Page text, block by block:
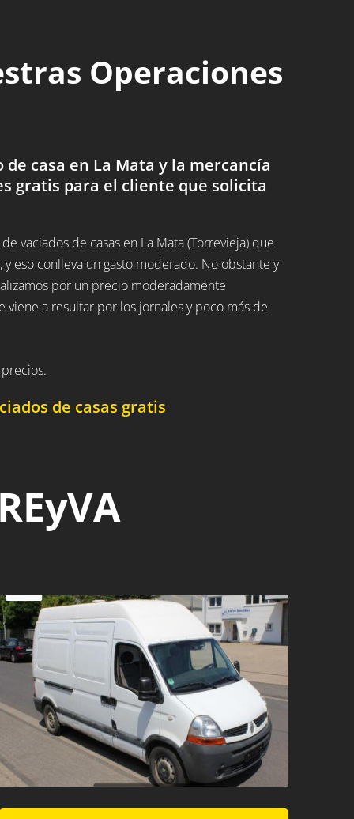
Operaciones
casa en La Mata y la mercancía
gratis para el cliente que solicita
vaciados de casas en La Mata (Torrevieja) que
eso conlleva un gasto moderado. No obstante y
por un precio moderadamente
a resultar por los jornales y poco más de
de casas gratis